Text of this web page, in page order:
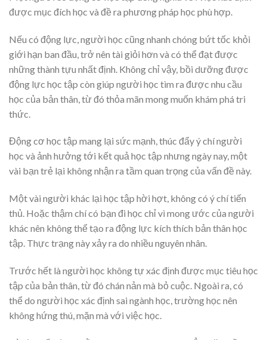
được mục đích học và đề ra phương pháp học phù hợp.
Nếu có động lực, người học cũng nhanh chóng bứt tốc khỏi
giới hạn ban đầu, trở nên tài giỏi hơn và có thể đạt được
những thành tựu nhất định. Không chỉ vậy, bồi dưỡng được
động lực học tập còn giúp người học tìm ra được nhu cầu
học của bản thân, từ đó thỏa mãn mong muốn khám phá tri
thức.
Động cơ học tập mang lại sức mạnh, thúc đẩy ý chí người
học và ảnh hưởng tới kết quả học tập nhưng ngày nay, một
vài bạn trẻ lại không nhận ra tầm quan trọng của vấn đề này.
Một vài người khác lại học tập hời hợt, không có ý chí tiến
thủ. Hoặc thậm chí có bạn đi học chỉ vì mong ước của người
khác nên không thể tạo ra động lực kích thích bản thân học
tập. Thực trạng này xảy ra do nhiều nguyên nhân.
Trước hết là người học không tự xác định được mục tiêu học
tập của bản thân, từ đó chán nản mà bỏ cuộc. Ngoài ra, có
thể do người học xác định sai ngành học, trường học nên
không hứng thú, mặn mà với việc học.